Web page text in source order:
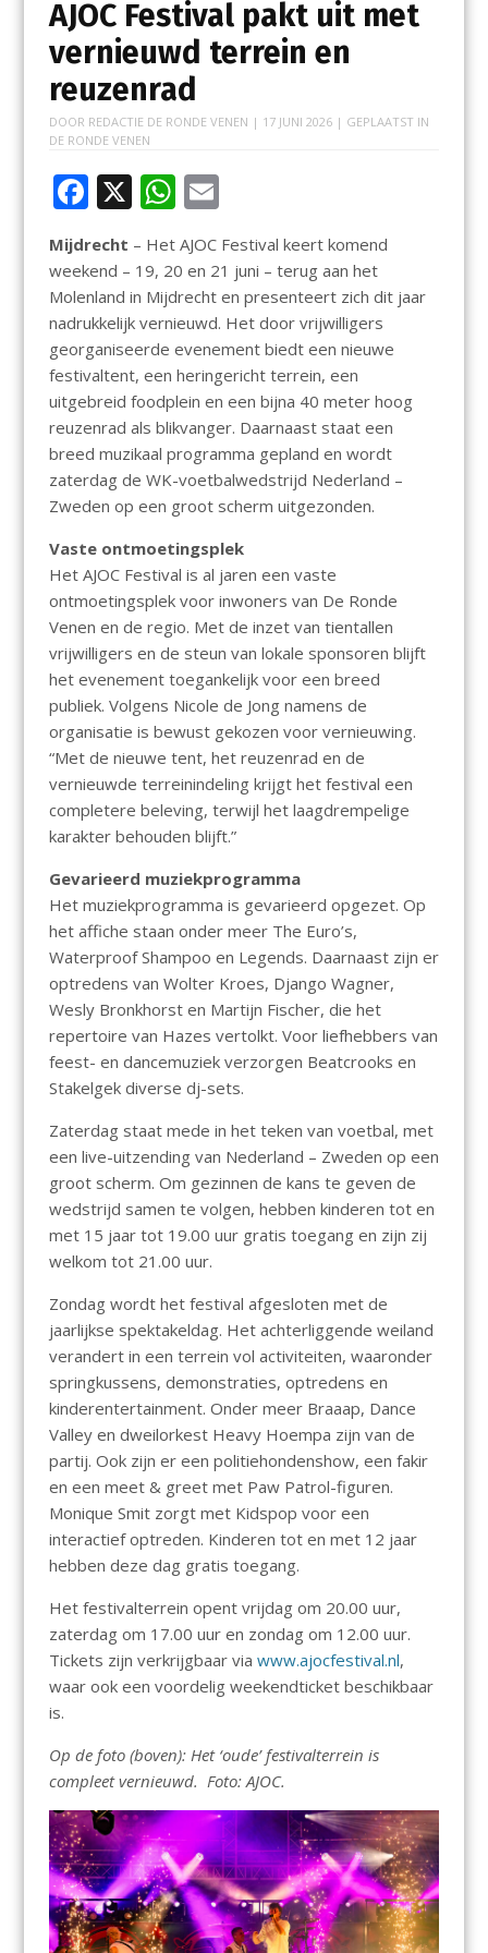
AJOC Festival pakt uit met
vernieuwd terrein en
reuzenrad
DOOR REDACTIE DE RONDE VENEN | 17 JUNI 2026| GEPLAATST IN
DE RONDE VENEN
F
ac
e
b
o
o
k
X W
at
s
A
p
p
E
ai
l
Mijdrecht – Het AJOC Festival keert komend
weekend – 19, 20 en 21 juni – terug aan het
Molenland in Mijdrecht en presenteert zich dit jaar
nadrukkelijk vernieuwd. Het door vrijwilligers
georganiseerde evenement biedt een nieuwe
festivaltent, een heringericht terrein, een
uitgebreid foodplein en een bijna 40 meter hoog
reuzenrad als blikvanger. Daarnaast staat een
breed muzikaal programma gepland en wordt
zaterdag de WK-voetbalwedstrijd Nederland –
Zweden op een groot scherm uitgezonden.
Vaste ontmoetingsplek
Het AJOC Festival is al jaren een vaste
ontmoetingsplek voor inwoners van De Ronde
Venen en de regio. Met de inzet van tientallen
vrijwilligers en de steun van lokale sponsoren blijft
het evenement toegankelijk voor een breed
publiek. Volgens Nicole de Jong namens de
organisatie is bewust gekozen voor vernieuwing.
“Met de nieuwe tent, het reuzenrad en de
vernieuwde terreinindeling krijgt het festival een
completere beleving, terwijl het laagdrempelige
karakter behouden blijft.”
Gevarieerd muziekprogramma
Het muziekprogramma is gevarieerd opgezet. Op
het affiche staan onder meer The Euro’s,
Waterproof Shampoo en Legends. Daarnaast zijn er
optredens van Wolter Kroes, Django Wagner,
Wesly Bronkhorst en Martijn Fischer, die het
repertoire van Hazes vertolkt. Voor liefhebbers van
feest- en dancemuziek verzorgen Beatcrooks en
Stakelgek diverse dj-sets.
Zaterdag staat mede in het teken van voetbal, met
een live-uitzending van Nederland – Zweden op een
groot scherm. Om gezinnen de kans te geven de
wedstrijd samen te volgen, hebben kinderen tot en
met 15 jaar tot 19.00 uur gratis toegang en zijn zij
welkom tot 21.00 uur.
Zondag wordt het festival afgesloten met de
jaarlijkse spektakeldag. Het achterliggende weiland
verandert in een terrein vol activiteiten, waaronder
springkussens, demonstraties, optredens en
kinderentertainment. Onder meer Braaap, Dance
Valley en dweilorkest Heavy Hoempa zijn van de
partij. Ook zijn er een politiehondenshow, een fakir
en een meet & greet met Paw Patrol-figuren.
Monique Smit zorgt met Kidspop voor een
interactief optreden. Kinderen tot en met 12 jaar
hebben deze dag gratis toegang.
Het festivalterrein opent vrijdag om 20.00 uur,
zaterdag om 17.00 uur en zondag om 12.00 uur.
Tickets zijn verkrijgbaar via www.ajocfestival.nl,
waar ook een voordelig weekendticket beschikbaar
is.
Op de foto (boven): Het ‘oude’ festivalterrein is
compleet vernieuwd. Foto: AJOC.